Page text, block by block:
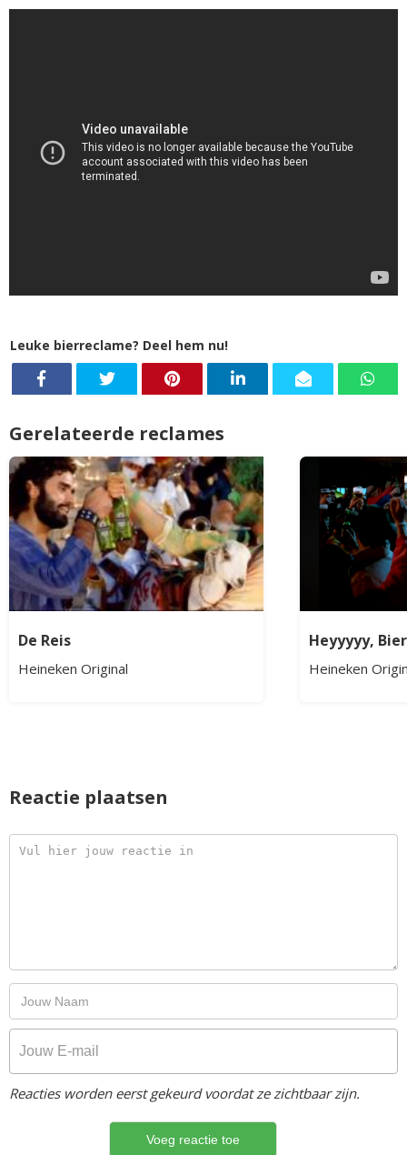
Leuke bierreclame? Deel hem nu!
Gerelateerde reclames
De Reis
Heineken Original
Heyyyyy,
Heineken
Reactie plaatsen
Reacties worden eerst gekeurd voordat ze zichtbaar zijn.